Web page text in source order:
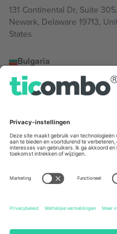
131 Continental Dr, Suite 305,
Newark, Delaware 19713,
States
Bulgaria
Regus Sofia City West, bul
Totleben 53-55, 1606 Sofia,
Mexico
Av Chapultepec 360, Roma
Norte, Cuauhtémoc, 06700
Ciudad de México, CDMX,
Mexico
De juridische entiteit van de
domein. Kijk voor meer